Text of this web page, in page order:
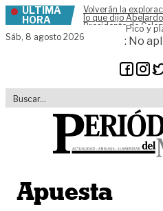
Skip to content
ÚLTIMA
HORA
Volverán la
lo que dijo
Presidente de
Sáb, 8 agosto 2026
Pico y
: No
Apuesta